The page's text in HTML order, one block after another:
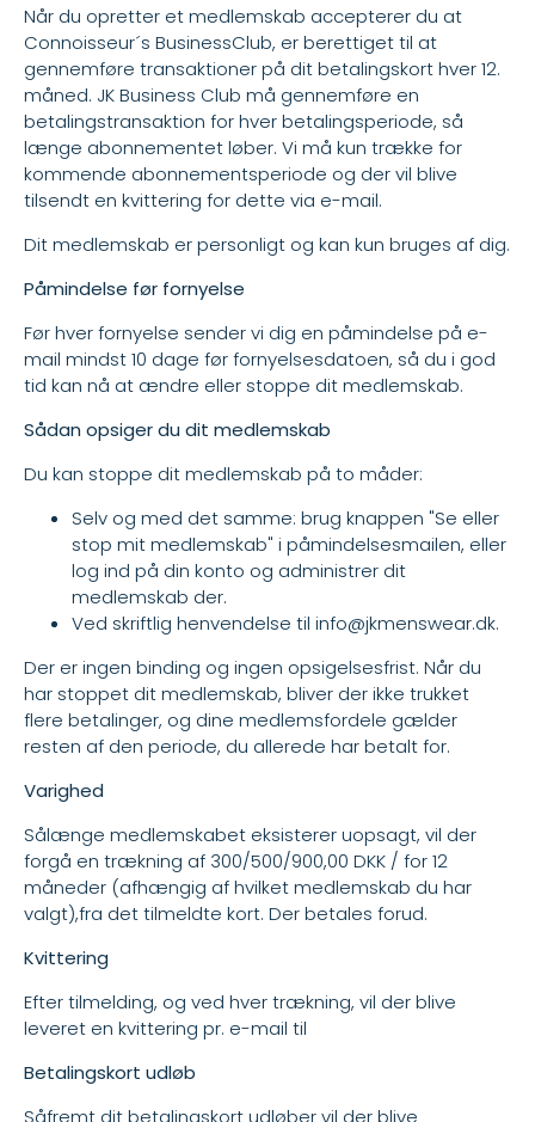
Når du opretter et medlemskab accepterer du at
Connoisseur´s BusinessClub, er berettiget til at
gennemføre transaktioner på dit betalingskort hver 12.
måned. JK Business Club må gennemføre en
betalingstransaktion for hver betalingsperiode, så
længe abonnementet løber. Vi må kun trække for
kommende abonnementsperiode og der vil blive
tilsendt en kvittering for dette via e-mail.
Dit medlemskab er personligt og kan kun bruges af dig.
Påmindelse før fornyelse
Før hver fornyelse sender vi dig en påmindelse på e-
mail mindst 10 dage før fornyelsesdatoen, så du i god
tid kan nå at ændre eller stoppe dit medlemskab.
Sådan opsiger du dit medlemskab
Du kan stoppe dit medlemskab på to måder:
Selv og med det samme: brug knappen "Se eller
stop mit medlemskab" i påmindelsesmailen, eller
log ind på din konto og administrer dit
medlemskab der.
Ved skriftlig henvendelse til info@jkmenswear.dk.
Der er ingen binding og ingen opsigelsesfrist. Når du
har stoppet dit medlemskab, bliver der ikke trukket
flere betalinger, og dine medlemsfordele gælder
resten af den periode, du allerede har betalt for.
Varighed
Sålænge medlemskabet eksisterer uopsagt, vil der
forgå en trækning af 300/500/900,00 DKK / for 12
måneder (afhængig af hvilket medlemskab du har
valgt),fra det tilmeldte kort. Der betales forud.
Kvittering
Efter tilmelding, og ved hver trækning, vil der blive
leveret en kvittering pr. e-mail til
Betalingskort udløb
Såfremt dit betalingskort udløber vil der blive